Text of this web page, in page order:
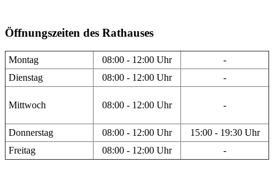
Öffnungszeiten des Rathauses
Montag 08:00 - 12:00 Uhr
-
Dienstag
08:00 - 12:00 Uhr -
Mittwoch 08:00 - 12:00 Uhr -
Donnerstag 08:00 - 12:00 Uhr
15:00 - 19:30 Uhr
Freitag
08:00 - 12:00 Uhr -